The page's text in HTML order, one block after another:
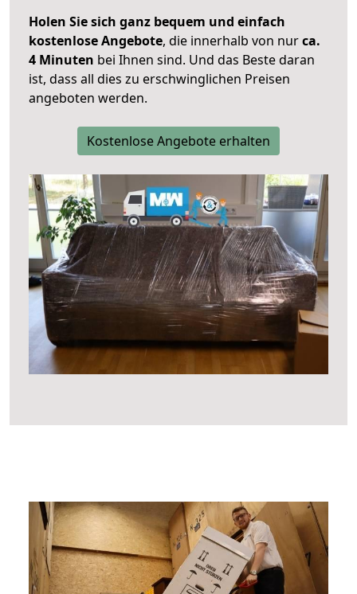
Holen Sie sich ganz bequem und einfach
kostenlose Angebote, die innerhalb von nurca.
4 Minuten bei Ihnen sind. Und das Beste daran
ist, dass all dies zu erschwinglichen Preisen
angeboten werden.
Kostenlose Angebote erhalten